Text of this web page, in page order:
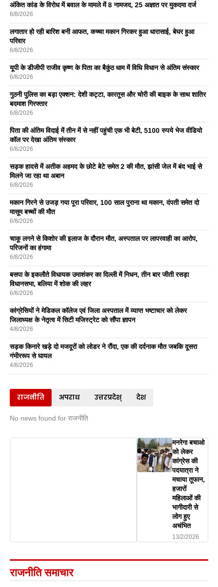
अंकित कांड के विरोध में बवाल के मामले में 8 नामजद, 25 अज्ञात पर मुकदमा दर्ज
6/8/2026
लगातार हो रही बारिश बनी आफत, कच्चा मकान गिरकर हुआ धारासाई, बेघर हुआ
परिवार
6/8/2026
यूपी के डीजीपी राजीव कृष्ण के पिता का बैकुंठ धाम में विधि विधान से अंतिम संस्कार
6/8/2026
गुठनी पुलिस का बड़ा एक्शन: देशी कट्टा, कारतूस और चोरी की बाइक के साथ शातिर
बदमाश गिरफ्तार
6/8/2026
पिता की अंतिम विदाई में तीन में से नहीं पहुंची एक भी बेटी, 5100 रुपये भेज वीडियो
कॉल पर देखा अंतिम संस्कार
6/8/2026
सड़क हादसे में अतीक अहमद के छोटे बेटे समेत 2 की मौत, झांसी जेल में बंद भाई से
मिलने जा रहा था अबान
6/8/2026
मकान गिरने से उजड़ गया पूरा परिवार, 100 साल पुराना था मकान, दंपती समेत दो
मासूम बच्चों की मौत
6/8/2026
चाकू लगने से किशोर की इलाज के दौरान मौत, अस्पताल पर लापरवाही का आरोप,
परिजनों का हंगामा
6/8/2026
बसपा के इकलाैते विधायक उमाशंकर का दिल्ली में निधन, तीन बार जीती रसड़ा
विधानसभा, बलिया में शोक की लहर
6/8/2026
कांग्रेसियों ने मेडिकल कॉलेज एवं जिला अस्पताल में व्याप्त भष्टाचार को लेकर
जिलाध्यक्ष के नेतृत्व में सिटी मजिस्ट्रेट को सौंपा ज्ञापन
4/8/2026
सड़क किनारे खड़े दो मजदूरों को लोडर ने रौंदा, एक की दर्दनाक मौत जबकि दूसरा
गंभीररूप से घायल
4/8/2026
राजनीति अपराध उत्तरप्रदेश् देश
No news found for राजनीति
मनरेगा बचाओ
को लेकर
कांग्रेस की
पदयात्रा ने
मचाया तूफान,
हजारों
महिलाओं की
भागीदारी से
लोग हुए
अचंभित
13/2/2026
राजनीति समाचार